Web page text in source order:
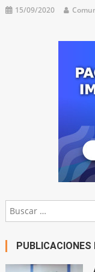
15/09/2020
PUBLICACIONES